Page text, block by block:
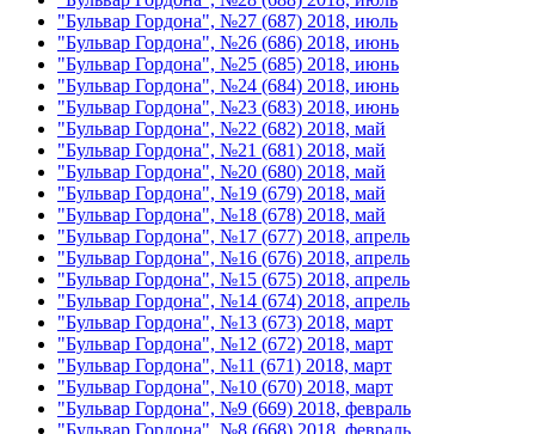
"Бульвар Гордона", №27 (687) 2018, июль
"Бульвар Гордона", №26 (686) 2018, июнь
"Бульвар Гордона", №25 (685) 2018, июнь
"Бульвар Гордона", №24 (684) 2018, июнь
"Бульвар Гордона", №23 (683) 2018, июнь
"Бульвар Гордона", №22 (682) 2018, май
"Бульвар Гордона", №21 (681) 2018, май
"Бульвар Гордона", №20 (680) 2018, май
"Бульвар Гордона", №19 (679) 2018, май
"Бульвар Гордона", №18 (678) 2018, май
"Бульвар Гордона", №17 (677) 2018, апрель
"Бульвар Гордона", №16 (676) 2018, апрель
"Бульвар Гордона", №15 (675) 2018, апрель
"Бульвар Гордона", №14 (674) 2018, апрель
"Бульвар Гордона", №13 (673) 2018, март
"Бульвар Гордона", №12 (672) 2018, март
"Бульвар Гордона", №11 (671) 2018, март
"Бульвар Гордона", №10 (670) 2018, март
"Бульвар Гордона", №9 (669) 2018, февраль
"Бульвар Гордона", №8 (668) 2018, февраль